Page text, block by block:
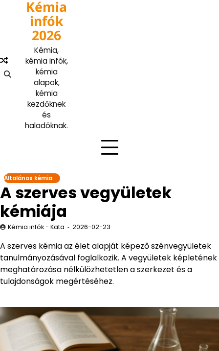
Kémia
infók
2026
Kémia,
kémia infók,
kémia
alapok,
kémia
kezdőknek
és
haladóknak.
Általános kémia
A szerves vegyületek
kémiája
Kémia infók - Kata 2026-02-23
A szerves kémia az élet alapját képező szénvegyületek
tanulmányozásával foglalkozik. A vegyületek képletének
meghatározása nélkülözhetetlen a szerkezet és a
tulajdonságok megértéséhez.